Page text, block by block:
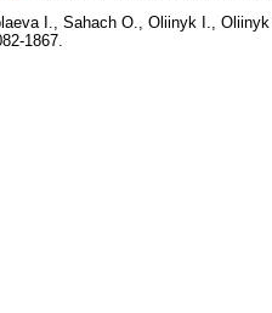
I. Sahach O. Oliinyk I. Oliinyk
1867.